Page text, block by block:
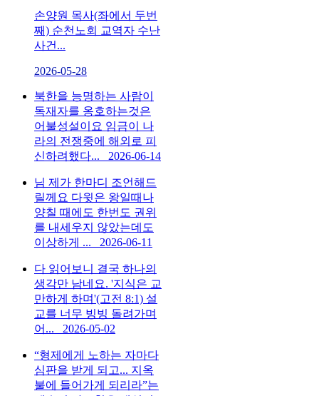
손양원 목사(좌에서 두번
째) 순천노회 교역자 수난
사건...
2026-05-28
북한을 능명하는 사람이
독재자를 옹호하는것은
어불성설이요 임금이 나
라의 전쟁중에 해외로 피
신하려했다...
2026-06-14
님 제가 한마디 조언해드
릴께요 다윗은 왕일때나
양칠 때에도 한번도 권위
를 내세우지 않았는데도
이상하게 ...
2026-06-11
다 읽어보니 결국 하나의
생각만 남네요. '지식은 교
만하게 하며'(고전 8:1) 설
교를 너무 빙빙 돌려가며
어...
2026-05-02
“형제에게 노하는 자마다
심판을 받게 되고... 지옥
불에 들어가게 되리라”는